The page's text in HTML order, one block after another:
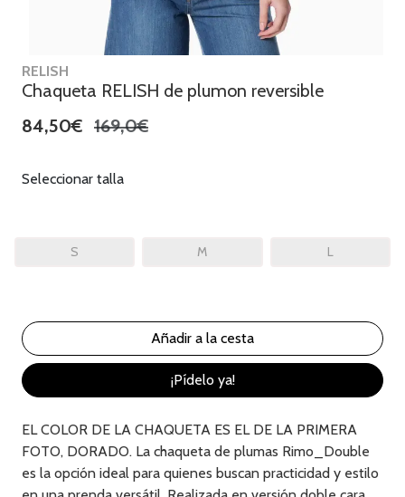
RELISH
Chaqueta RELISH de plumon reversible
84,50€ 169,0€
Seleccionar talla
S M L
¡Pídelo ya!
EL COLOR DE LA CHAQUETA ES EL DE LA PRIMERA
FOTO, DORADO. La chaqueta de plumas Rimo_Double
es la opción ideal para quienes buscan practicidad y estilo